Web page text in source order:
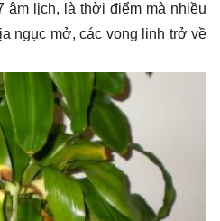
âm lịch, là thời điểm mà nhiều
ngục mở, các vong linh trở về